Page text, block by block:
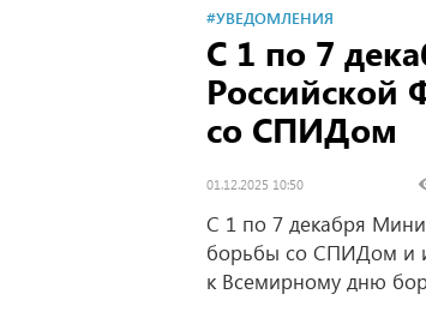
#УВЕДОМЛЕНИЯ
С 1 по 7
Российской
со СПИДом
01.12.2025 10:50
С 1 по 7 декабря
борьбы со СПИДом и
к Всемирному дню